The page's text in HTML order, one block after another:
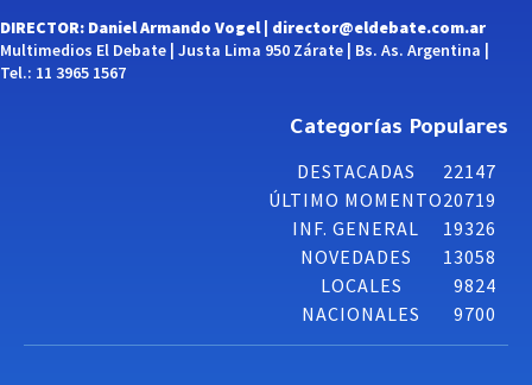
DIRECTOR: Daniel Armando Vogel | director@eldebate.com.ar
Multimedios El Debate | Justa Lima 950 Zárate | Bs. As. Argentina |
Tel.: 11 3965 1567
Categorías Populares
DESTACADAS
22147
ÚLTIMO MOMENTO20719
INF. GENERAL
19326
NOVEDADES
13058
LOCALES
9824
NACIONALES
9700